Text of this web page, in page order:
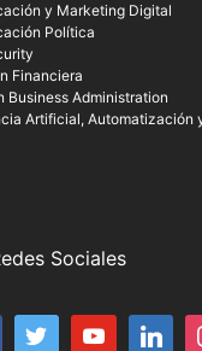
y Marketing Digital
Política
Financiera
Business Administration
Artificial, Automatización
Sociales